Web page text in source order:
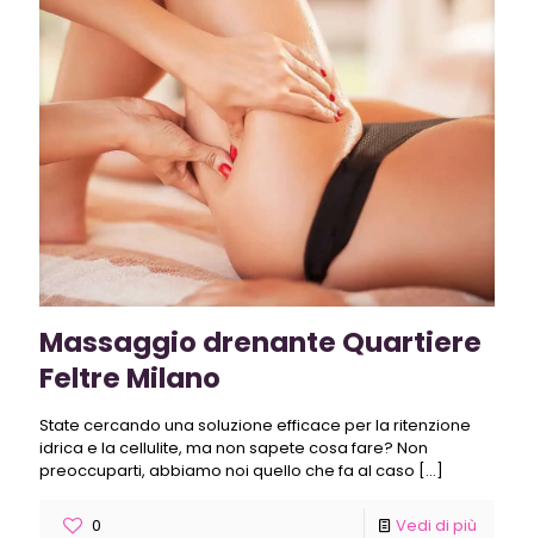
Massaggio drenante Quartiere
Feltre Milano
State cercando una soluzione efficace per la ritenzione
idrica e la cellulite, ma non sapete cosa fare? Non
preoccuparti, abbiamo noi quello che fa al caso […]
0 Vedi di più